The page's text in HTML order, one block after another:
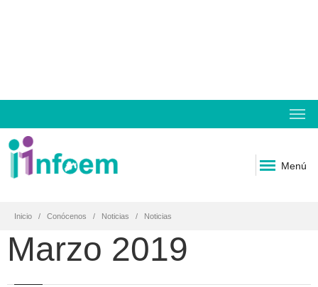
Menú
Inicio Conócenos Noticias Noticias
Marzo 2019